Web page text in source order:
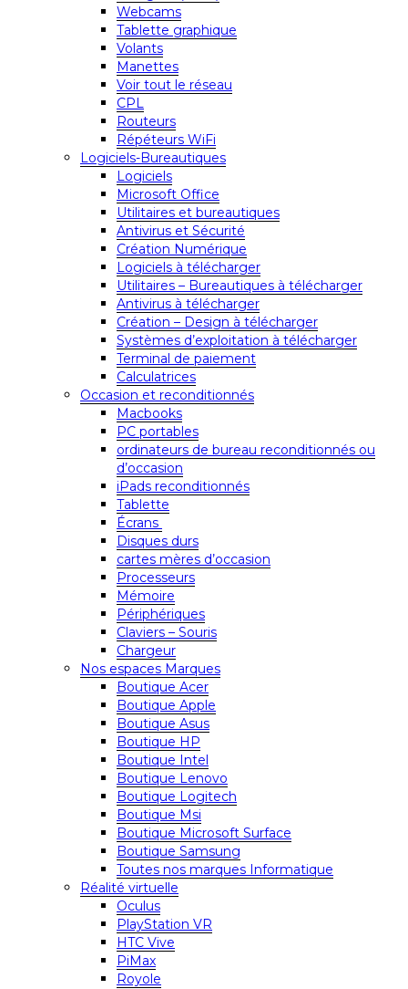
Webcams
Tablette graphique
Volants
Manettes
Voir tout le réseau
CPL
Routeurs
Répéteurs WiFi
Logiciels-Bureautiques
Logiciels
Microsoft Office
Utilitaires et bureautiques
Antivirus et Sécurité
Création Numérique
Logiciels à télécharger
Utilitaires – Bureautiques à télécharger
Antivirus à télécharger
Création – Design à télécharger
Systèmes d’exploitation à télécharger
Terminal de paiement
Calculatrices
Occasion et reconditionnés
Macbooks
PC portables
ordinateurs de bureau reconditionnés ou
d’occasion
iPads reconditionnés
Tablette
Écrans
Disques durs
cartes mères d’occasion
Processeurs
Mémoire
Périphériques
Claviers – Souris
Chargeur
Nos espaces Marques
Boutique Acer
Boutique Apple
Boutique Asus
Boutique HP
Boutique Intel
Boutique Lenovo
Boutique Logitech
Boutique Msi
Boutique Microsoft Surface
Boutique Samsung
Toutes nos marques Informatique
Réalité virtuelle
Oculus
PlayStation VR
HTC Vive
PiMax
Royole